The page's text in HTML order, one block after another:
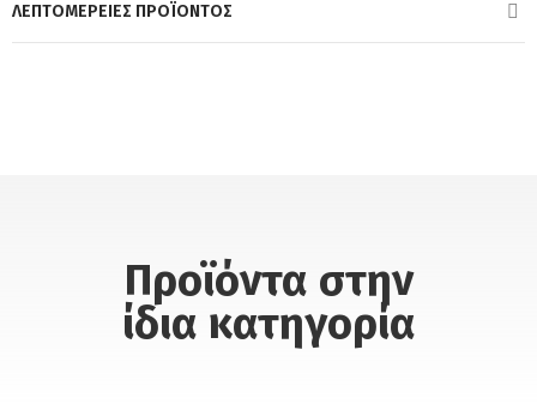
ΛΕΠΤΟΜΈΡΕΙΕΣ ΠΡΟΪΌΝΤΟΣ
Προϊόντα στην
ίδια κατηγορία